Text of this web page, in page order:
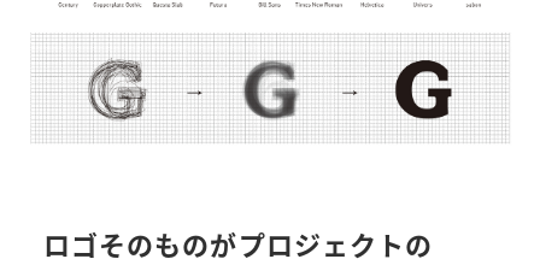
ロゴそのものがプロジェクトの